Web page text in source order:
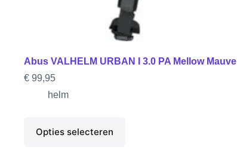
Abus VALHELM URBAN I 3.0 PA Mellow Mauve
€ 99,95
helm
Opties selecteren